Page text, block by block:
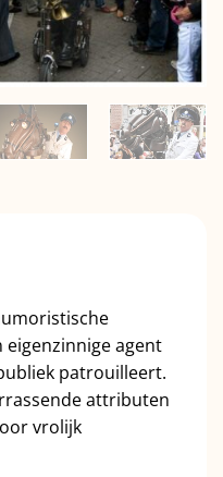
agent
patrouilleert.
attributen
vrolijk